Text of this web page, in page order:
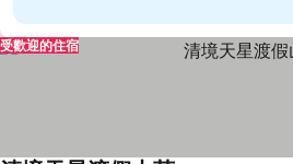
受歡迎的住宿